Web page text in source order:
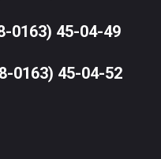
0163) 45-04-49
04-52